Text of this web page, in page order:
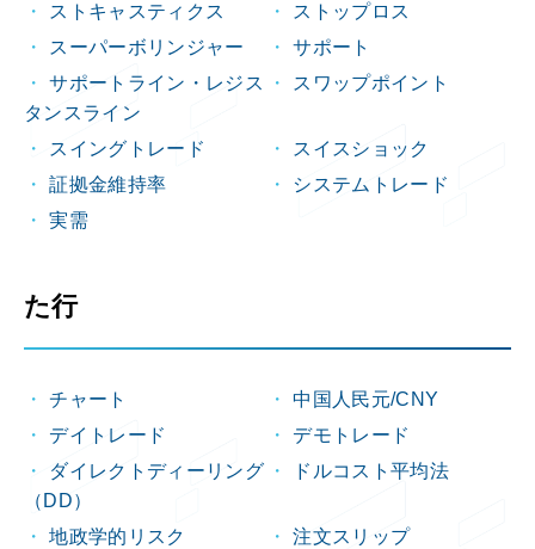
ストキャスティクス
ストップロス
スーパーボリンジャー
サポート
サポートライン・レジス
タンスライン
スワップポイント
スイングトレード
スイスショック
証拠金維持率
システムトレード
実需
た行
チャート
中国人民元/CNY
デイトレード
デモトレード
ダイレクトディーリング
（DD）
ドルコスト平均法
地政学的リスク
注文スリップ